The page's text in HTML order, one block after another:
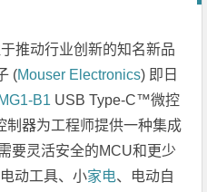
推动行业创新的知名新品
(Mouser Electronics) 即日
B1 USB Type-C™微控
制器为工程师提供一种集成
要灵活安全的MCU和更少
动工具、小家电、电动自